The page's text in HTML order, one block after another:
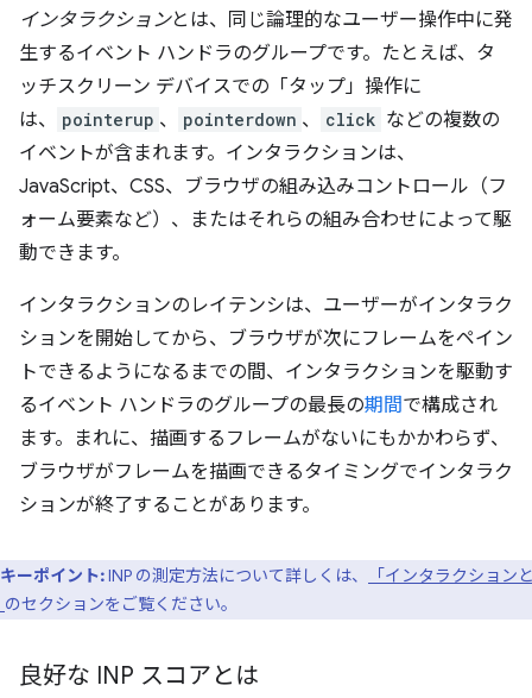
インタラクションとは、同じ論理的なユーザー操作中に発
生するイベント ハンドラのグループです。たとえば、タ
ッチスクリーン デバイスでの「タップ」操作に
は、
pointerup 、 pointerdown 、 click などの複数の
イベントが含まれます。インタラクションは、
JavaScript、CSS、ブラウザの組み込みコントロール（フ
ォーム要素など）、またはそれらの組み合わせによって駆
動できます。
インタラクションのレイテンシは、ユーザーがインタラク
ションを開始してから、ブラウザが次にフレームをペイン
トできるようになるまでの間、インタラクションを駆動す
るイベント ハンドラのグループの最長の期間で構成され
ます。まれに、描画するフレームがないにもかかわらず、
ブラウザがフレームを描画できるタイミングでインタラク
ションが終了することがあります。
キーポイント:INP の測定方法について詳しくは、
「インタラクション
のセクションをご覧ください。
良好な INP スコアとは